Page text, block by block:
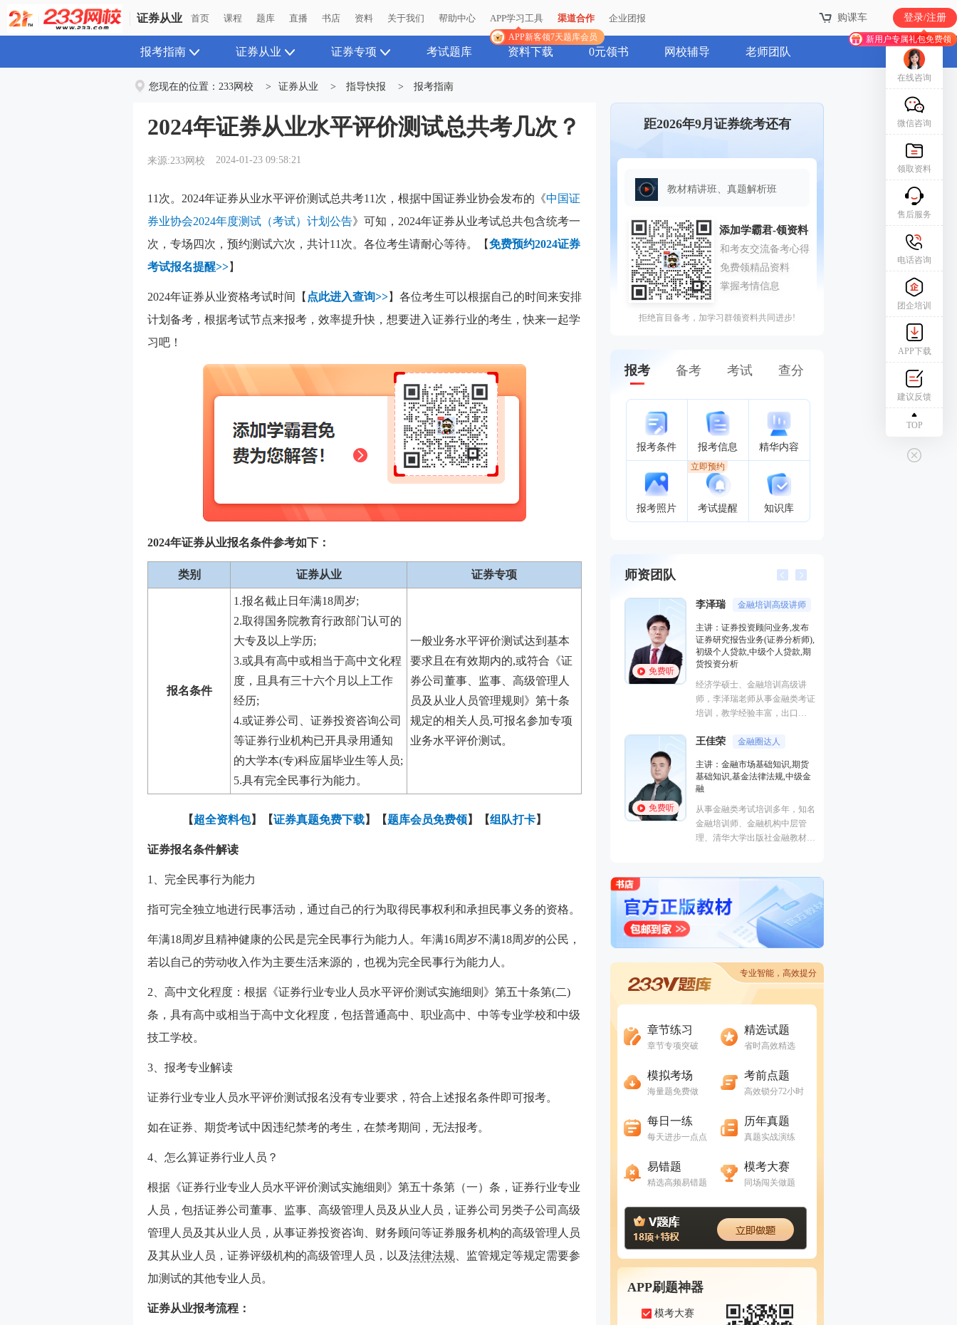
证券从业 首页 课程 题库 直播 书店 资料 关于我们 帮助中心 APP学习工具
APP新客领7天题库会员
渠道合作 企业团报 购课车 登录/注册
新用户专属礼包免费领
报考指南 证券从业 证券专项 考试题库 资料下载 0元领书 网校辅导 老师团队
您现在的位置： 233网校 > 证券从业 > 指导快报 > 报考指南
2024年证券从业水平评价测试总共考几次？
来源:233网校 2024-01-23 09:58:21
11次。2024年证券从业水平评价测试总共考11次， 根据中国证券业协会发布的《中国证
券业协会2024年度测试（考试）计划公告》可知，2024年证券从业考试总共包含统考一
次，专场四次，预约测试六次，共计11次。各位考生请耐心等待。
【免费预约2024证券
考试报名提醒>>】
2024年证券从业资格考试时间 【 点此进入查询>>】各位考生可以根据自己的时间来安排
计划备考，根据考试节点来报考，效率提升快，想要进入证券行业的考生，快来一起学
习吧！
2024年证券从业报名条件参考如下：
类别 证券从业 证券专项
报名条件
1.报名截止日年满18周岁;
2.取得国务院教育行政部门认可的
大专及以上学历;
3.或具有高中或相当于高中文化程
度，且具有三十六个月以上工作
经历;
4.或证券公司、证券投资咨询公司
等证券行业机构已开具录用通知
的大学本(专)科应届毕业生等人员;
5.具有完全民事行为能力。
一般业务水平评价测试达到基本
要求且在有效期内的,或符合《证
券公司董事、监事、高级管理人
员及从业人员管理规则》第十条
规定的相关人员,可报名参加专项
业务水平评价测试。
【超全资料包】【证券真题免费下载】 【题库会员免费领】【组队打卡】
证券报名条件解读
1、完全民事行为能力
指可完全独立地进行民事活动，通过自己的行为取得民事权利和承担民事义务的资格。
年满18周岁且精神健康的公民是完全民事行为能力人。年满16周岁不满18周岁的公民，
若以自己的劳动收入作为主要生活来源的，也视为完全民事行为能力人。
2、高中文化程度：根据《证券行业专业人员水平评价测试实施细则》第五十条第(二)
条，具有高中或相当于高中文化程度，包括普通高中、职业高中、中等专业学校和中级
技工学校。
3、报考专业解读
证券行业专业人员水平评价测试报名没有专业要求，符合上述报名条件即可报考。
如在证券、期货考试中因违纪禁考的考生，在禁考期间，无法报考。
4、怎么算证券行业人员？
根据《证券行业专业人员水平评价测试实施细则》第五十条第（一）条，证券行业专业
人员，包括证券公司董事、监事、高级管理人员及从业人员，证券公司另类子公司高级
管理人员及其从业人员，从事证券投资咨询、财务顾问等证券服务机构的高级管理人员
及其从业人员，证券评级机构的高级管理人员，以及法律法规 、监管规定等规定需要参
加测试的其他专业人员。
证券从业报考流程：
距2026年9月证券统考还有
教材精讲班、真题解析班
拒绝盲目备考，加学习群领资料共同进步!
报考 备考 考试 查分
报考条件 报考信息 精华内容
报考照片 考试提醒
立即预约
知识库
师资团队
免费听
李泽瑞 金融培训高级讲师
主讲：证券投资顾问业务,发布
证券研究报告业务(证券分析师),
初级个人贷款,中级个人贷款,期
货投资分析
经济学硕士、金融培训高级讲
师，李泽瑞老师从事金融类考证
培训，教学经验丰富，出口
能的很有个人风格的老师，江湖
外弟子。
免费听
王佳荣 金融圈达人
主讲：金融市场基础知识,期货
基础知识,基金法律法规,中级金
融
从事金融类考试培训多年，知名
金融培训师、金融机构中层管
理、清华大学出版社金融教材副
的“一哥”。
专业智能，高效提分
章节练习
章节专项突破
精选试题
省时高效精选
模拟考场
海量题免费做
考前点题
高效锁分72小时
每日一练
每天进步一点点
历年真题
真题实战演练
易错题
精选高频易错题
模考大赛
同场闯关做题
APP刷题神器
模考大赛
在线咨询
微信咨询
领取资料
售后服务
电话咨询
团企培训
APP下载
建议反馈
TOP